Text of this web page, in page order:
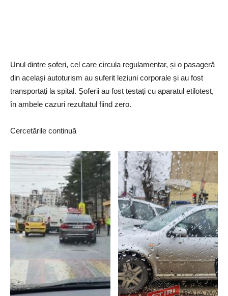
Unul dintre șoferi, cel care circula regulamentar, și o pasageră
din același autoturism au suferit leziuni corporale și au fost
transportați la spital. Șoferii au fost testați cu aparatul etilotest,
în ambele cazuri rezultatul fiind zero.
Cercetările continuă